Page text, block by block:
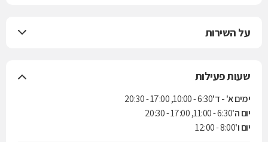
על השירות
שעות פעילות
ימים א' - ד'6:30 - 10:00, 17:00 - 20:30
יום ה'6:30 - 11:00, 17:00 - 20:30
יום ו'8:00 - 12:00